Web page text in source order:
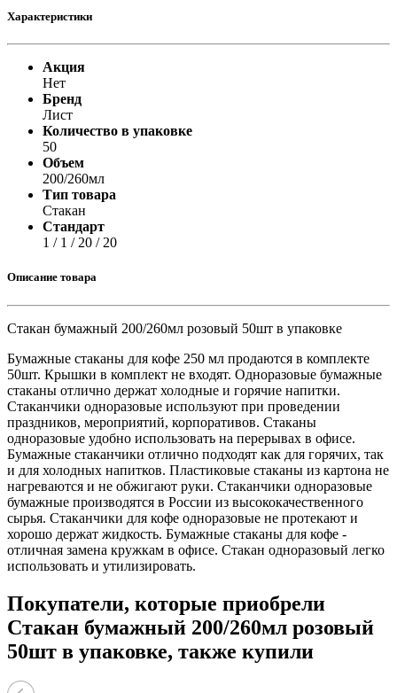
Характеристики
Акция
Нет
Бренд
Лист
Количество в упаковке
50
Объем
200/260мл
Тип товара
Стакан
Стандарт
1 / 1 / 20 / 20
Описание товара
Стакан бумажный 200/260мл розовый 50шт в упаковке
Бумажные стаканы для кофе 250 мл продаются в комплекте
50шт. Крышки в комплект не входят. Одноразовые бумажные
стаканы отлично держат холодные и горячие напитки.
Стаканчики одноразовые используют при проведении
праздников, мероприятий, корпоративов. Стаканы
одноразовые удобно использовать на перерывах в офисе.
Бумажные стаканчики отлично подходят как для горячих, так
и для холодных напитков. Пластиковые стаканы из картона не
нагреваются и не обжигают руки. Стаканчики одноразовые
бумажные производятся в России из высококачественного
сырья. Стаканчики для кофе одноразовые не протекают и
хорошо держат жидкость. Бумажные стаканы для кофе -
отличная замена кружкам в офисе. Стакан одноразовый легко
использовать и утилизировать.
Покупатели, которые приобрели
Стакан бумажный 200/260мл розовый
50шт в упаковке, также купили